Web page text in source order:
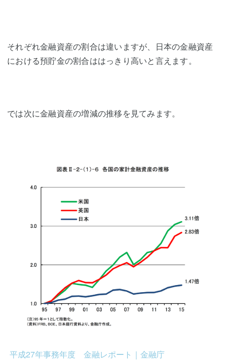
それぞれ金融資産の割合は違いますが、日本の金融資産
における預貯金の割合ははっきり高いと言えます。
では次に金融資産の増減の推移を見てみます。
平成27年事務年度 金融レポート｜金融庁